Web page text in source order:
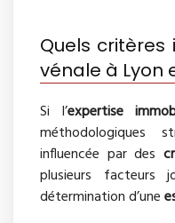
Quels
vénale à Lyon
Si l’expertise
méthodologiques
influencée par des
plusieurs
détermination d’une